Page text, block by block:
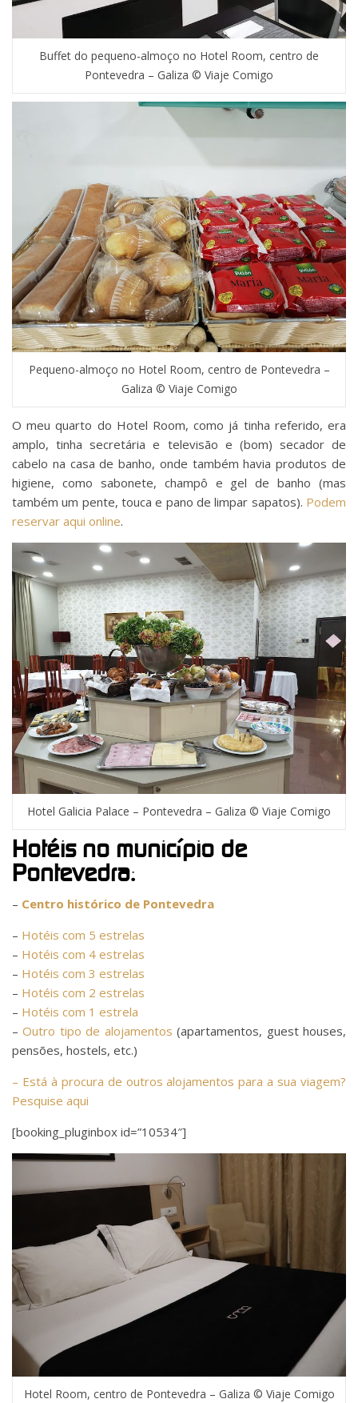
Buffet do pequeno-almoço no Hotel Room, centro de
Pontevedra – Galiza © Viaje Comigo
Pequeno-almoço no Hotel Room, centro de Pontevedra –
Galiza © Viaje Comigo
O meu quarto do Hotel Room, como já tinha referido, era
amplo, tinha secretária e televisão e (bom) secador de
cabelo na casa de banho, onde também havia produtos de
higiene, como sabonete, champô e gel de banho (mas
também um pente, touca e pano de limpar sapatos). Podem
reservar aqui online.
Hotel Galicia Palace – Pontevedra – Galiza © Viaje Comigo
Hotéis no município de
Pontevedra:
– Centro histórico de Pontevedra
– Hotéis com 5 estrelas
– Hotéis com 4 estrelas
– Hotéis com 3 estrelas
– Hotéis com 2 estrelas
– Hotéis com 1 estrela
–Outro tipo de alojamentos (apartamentos, guest houses,
pensões, hostels, etc.)
– Está à procura de outros alojamentos para a sua viagem?
Pesquise aqui
[booking_pluginbox id=”10534″]
Hotel Room, centro de Pontevedra – Galiza © Viaje Comigo